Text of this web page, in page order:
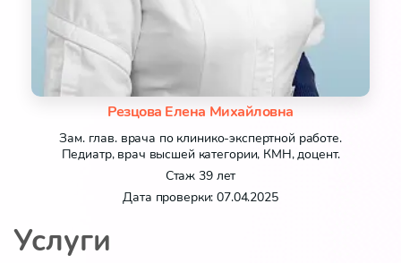
Резцова Елена Михайловна
Зам. глав. врача по клинико-экспертной работе.
Педиатр, врач высшей категории, КМН, доцент.
Стаж 39 лет
Дата проверки: 07.04.2025
Услуги